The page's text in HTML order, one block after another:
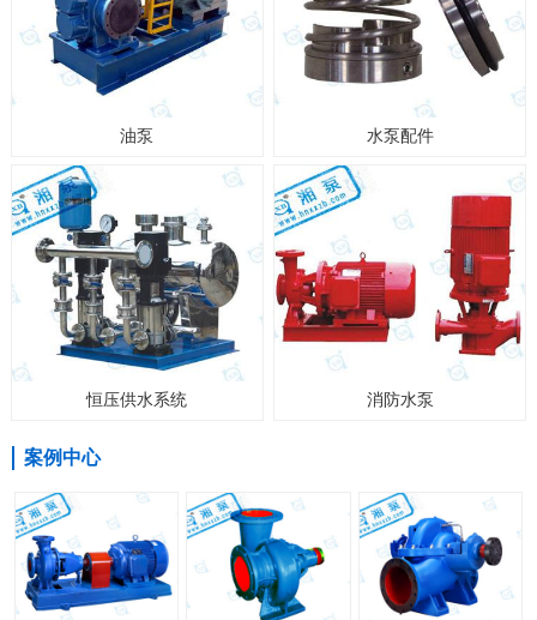
油泵 水泵配件
恒压供水系统 消防水泵
案例中心